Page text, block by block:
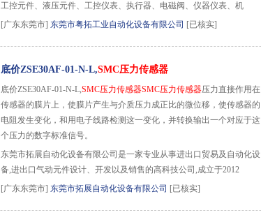
工控元件、液压元件、工控仪表、执行器、电磁阀、仪器仪表、机
[广东东莞市] 东莞市粤拓工业自动化设备有限公司 [已核实]
底价ZSE30AF-01-N-L,SMC压力传感器
底价ZSE30AF-01-N-L,SMC压力传感器SMC压力传感器压力直接作用在
传感器的膜片上，使膜片产生与介质压力成正比的微位移，使传感器的
电阻发生变化，和用电子线路检测这一变化，并转换输出一个对应于这
个压力的数字标准信号。
东莞市拓展自动化设备有限公司是一家专业从事进出口贸易及自动化设
备,进出口气动元件设计、开发以及销售的高科技公司,成立于2012
[广东东莞市] 东莞市拓展自动化设备有限公司 [已核实]